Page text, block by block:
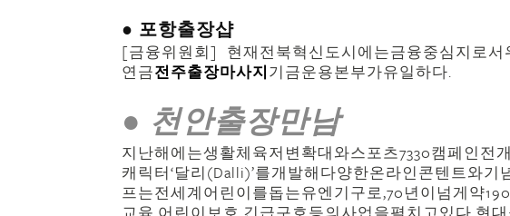
● 포항 출장샵
[금융위원회] 현재전북혁신도시에는금융중심지로서
연금전주출장마사지기금운용본부가유일하다.
● 천안출장만남
지난해에는생활체육저변확대와스포츠7330캠페인전
캐릭터‘달리(Dalli)’를개발해다양한온라인콘텐트와
프는전세계어린이를돕는유엔기구로,70년이넘게약